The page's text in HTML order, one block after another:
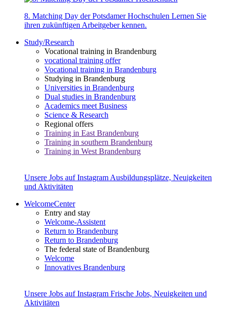
8. Matching Day der Potsdamer Hochschulen Lernen Sie
ihren zukünftigen Arbeitgeber kennen.
Study/Research
Vocational training in Brandenburg
vocational training offer
Vocational training in Brandenburg
Studying in Brandenburg
Universities in Brandenburg
Dual studies in Brandenburg
Academics meet Business
Science & Research
Regional offers
Training in East Brandenburg
Training in southern Brandenburg
Training in West Brandenburg
Unsere Jobs auf Instagram Ausbildungsplätze, Neuigkeiten
und Aktivitäten
WelcomeCenter
Entry and stay
Welcome-Assistent
Return to Brandenburg
Return to Brandenburg
The federal state of Brandenburg
Welcome
Innovatives Brandenburg
Unsere Jobs auf Instagram Frische Jobs, Neuigkeiten und
Aktivitäten